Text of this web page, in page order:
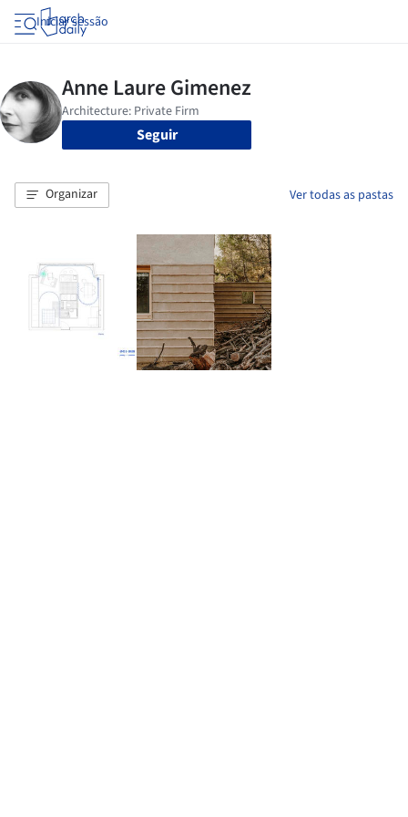
Iniciar sessão
Seguir
Organizar Ver todas as pastas